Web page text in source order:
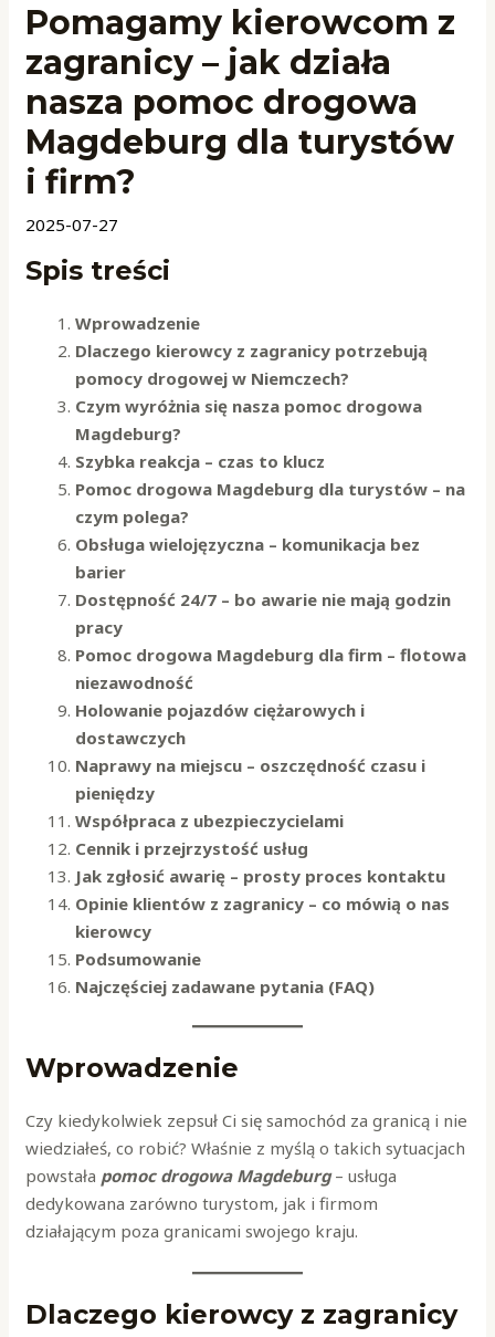
Pomagamy kierowcom z
zagranicy – jak działa
nasza pomoc drogowa
Magdeburg dla turystów
i firm?
2025-07-27
Spis treści
Wprowadzenie
Dlaczego kierowcy z zagranicy potrzebują
pomocy drogowej w Niemczech?
Czym wyróżnia się nasza pomoc drogowa
Magdeburg?
Szybka reakcja – czas to klucz
Pomoc drogowa Magdeburg dla turystów – na
czym polega?
Obsługa wielojęzyczna – komunikacja bez
barier
Dostępność 24/7 – bo awarie nie mają godzin
pracy
Pomoc drogowa Magdeburg dla firm – flotowa
niezawodność
Holowanie pojazdów ciężarowych i
dostawczych
Naprawy na miejscu – oszczędność czasu i
pieniędzy
Współpraca z ubezpieczycielami
Cennik i przejrzystość usług
Jak zgłosić awarię – prosty proces kontaktu
Opinie klientów z zagranicy – co mówią o nas
kierowcy
Podsumowanie
Najczęściej zadawane pytania (FAQ)
Wprowadzenie
Czy kiedykolwiek zepsuł Ci się samochód za granicą i nie
wiedziałeś, co robić? Właśnie z myślą o takich sytuacjach
powstała pomoc drogowa Magdeburg– usługa
dedykowana zarówno turystom, jak i firmom
działającym poza granicami swojego kraju.
Dlaczego kierowcy z zagranicy